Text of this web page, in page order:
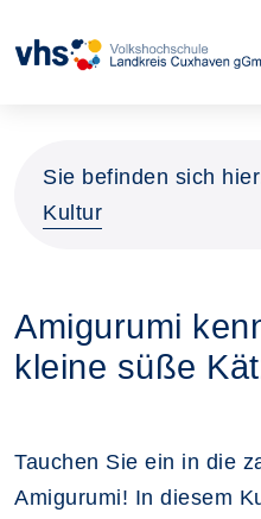
Sie befinden sich
Kultur
Amigurumi
kleine süße
Tauchen Sie ein in die
Amigurumi! In diesem